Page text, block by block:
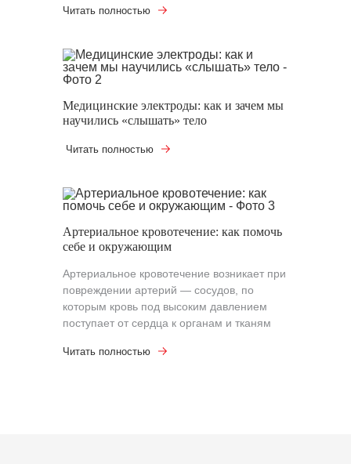
Читать полностью
Медицинские электроды: как и зачем мы
научились «слышать» тело
Читать полностью
Артериальное кровотечение: как помочь
себе и окружающим
Артериальное кровотечение возникает при
повреждении артерий — сосудов, по
которым кровь под высоким давлением
поступает от сердца к органам и тканям
Читать полностью